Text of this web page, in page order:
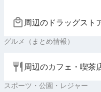
周辺のドラッグスト
グルメ（まとめ情報）
周辺のカフェ・喫茶
スポーツ・公園・レジャー